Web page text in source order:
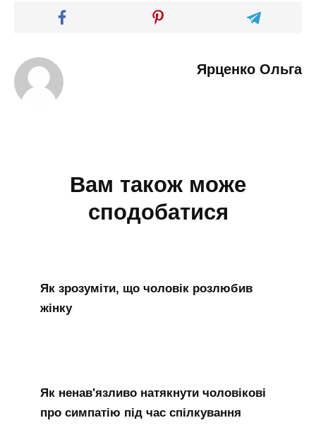
Ярценко Ольга
Вам також може
сподобатися
Як зрозуміти, що чоловік розлюбив
жінку
Як ненав'язливо натякнути чоловікові
про симпатію під час спілкування